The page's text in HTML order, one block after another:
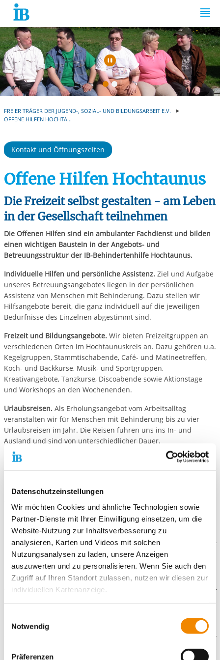
Datenschutzeinstellungen
Wir möchten Cookies und ähnliche Technologien sowie
Partner-Dienste mit Ihrer Einwilligung einsetzen, um die
Website-Nutzung zur Inhaltsverbesserung zu
analysieren, Karten und Videos mit solchen
Nutzungsanalysen zu laden, unsere Anzeigen
auszuwerten und zu personalisieren. Wenn Sie auch den
Zugriff auf Ihren Standort zulassen, nutzen wir diesen zur
individuellen Kartenanzeige.
unsere Partner Daten wie Ihre IP-Adresse und
verarbeiten diese zusammen mit Daten von anderen
Websites. Die Partner erkennen mitunter auch, wenn Sie
Notwendig
Präferenzen
Springe zum Inhalt
Automatische
FREIER TRÄGER DER JUGEND-, SOZIAL- UND BILDUNGSARBEIT E.V.
OFFENE HILFEN HOCHTA...
Kontakt und Öffnungszeiten
Offene Hilfen Hochtaunus
Die Freizeit selbst gestalten - am Leben
in der Gesellschaft teilnehmen
Die Offenen Hilfen sind ein ambulanter Fachdienst und bilden
einen wichtigen Baustein in der Angebots- und
Betreuungsstruktur der IB-Behindertenhilfe Hochtaunus.
Individuelle Hilfen und persönliche Assistenz. Ziel und Aufgabe
unseres Betreuungsangebotes liegen in der persönlichen
Assistenz von Menschen mit Behinderung. Dazu stellen wir
Hilfsangebote bereit, die ganz individuell auf die jeweiligen
Bedürfnisse des Einzelnen abgestimmt sind.
Freizeit und Bildungsangebote. Wir bieten Freizeitgruppen an
verschiedenen Orten im Hochtaunuskreis an. Dazu gehören u.a.
Kegelgruppen, Stammtischabende, Café- und Matineetreffen,
Koch- und Backkurse, Musik- und Sportgruppen,
Kreativangebote, Tanzkurse, Discoabende sowie Aktionstage
und Workshops an den Wochenenden.
Urlaubsreisen. Als Erholungsangebot vom Arbeitsalltag
veranstalten wir für Menschen mit Behinderung bis zu vier
Urlaubsreisen im Jahr. Die Reisen führen uns ins In- und
Ausland und sind von unterschiedlicher Dauer.
Entlastung der Angehörigen.
Die Offenen Hilfen arbeiten eng
mit den Familien und Angehörigen zusammen und bieten
Hilfe in Form von Beratung und Krisenintervention. Außerdem
veranstalten wir regelmäßige Treffen zum Austausch, Themen
Weitere Angebote
Offene Hilfen Hochtaunus
IB_Flyer_-_Angebote_Hochtaunus.pdf
Galerie